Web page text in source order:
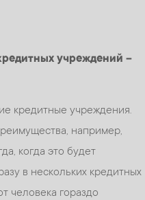
учреждений –
кредитные учреждения.
например,
когда это будет
в нескольких кредитных
человека гораздо